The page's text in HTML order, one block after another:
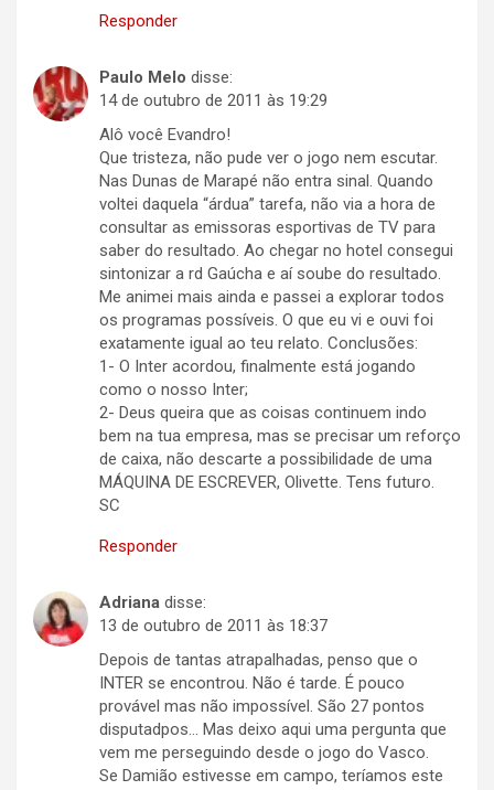
Responder
Paulo Melo disse:
14 de outubro de 2011 às 19:29
Alô você Evandro!
Que tristeza, não pude ver o jogo nem escutar.
Nas Dunas de Marapé não entra sinal. Quando
voltei daquela “árdua” tarefa, não via a hora de
consultar as emissoras esportivas de TV para
saber do resultado. Ao chegar no hotel consegui
sintonizar a rd Gaúcha e aí soube do resultado.
Me animei mais ainda e passei a explorar todos
os programas possíveis. O que eu vi e ouvi foi
exatamente igual ao teu relato. Conclusões:
1- O Inter acordou, finalmente está jogando
como o nosso Inter;
2- Deus queira que as coisas continuem indo
bem na tua empresa, mas se precisar um reforço
de caixa, não descarte a possibilidade de uma
MÁQUINA DE ESCREVER, Olivette. Tens futuro.
SC
Responder
Adriana disse:
13 de outubro de 2011 às 18:37
Depois de tantas atrapalhadas, penso que o
INTER se encontrou. Não é tarde. É pouco
provável mas não impossível. São 27 pontos
disputadpos… Mas deixo aqui uma pergunta que
vem me perseguindo desde o jogo do Vasco.
Se Damião estivesse em campo, teríamos este